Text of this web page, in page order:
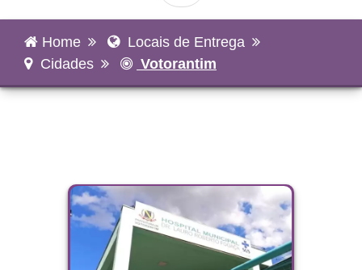
Home
Locais de Entrega
Cidades
Votorantim